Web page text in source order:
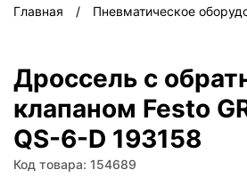
Главная Пневматическое
Дроссель с
клапаном Festo
QS-6-D 193158
Код товара: 154689